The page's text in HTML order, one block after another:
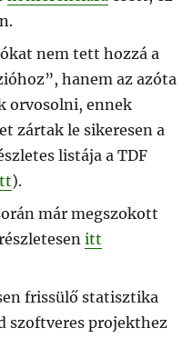
nem tett hozzá a
hanem az azóta
orvosolni, ennek
zártak le sikeresen a
listája a TDF
).
már megszokott
itt
frissülő statisztika
szoftveres projekthez